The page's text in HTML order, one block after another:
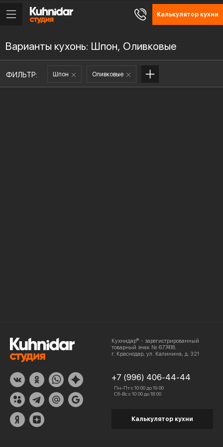
Калькулятор кухни
Варианты кухонь: Шпон, Оливковые
ФИЛЬТР: Шпон Оливковые
Кухнидар® - зарегистрированный
товарный знак № 677418.
г. Краснодар, ул. Калинина, д. 321
+7 (996) 406-44-44
Пн-Пт с 10:00 до 19:00
Сб-Вс с 10:00 до 18:00
Калькулятор кухни